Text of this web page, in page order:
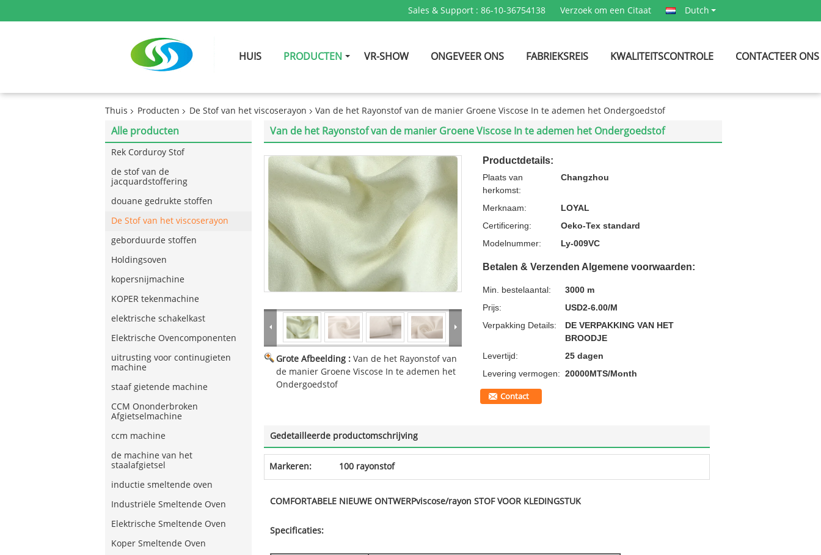
Sales & Support : 86-10-36754138 Verzoek om een Citaat Dutch
HUIS PRODUCTEN VR-SHOW ONGEVEER ONS FABRIEKSREIS KWALITEITSCONTROLE CONTACTEER ONS
Thuis Producten De Stof van het viscoserayon Van de het Rayonstof van de manier Groene Viscose In te ademen het Ondergoedstof
Alle producten
Rek Corduroy Stof
de stof van de
jacquardstoffering
douane gedrukte stoffen
De Stof van het viscoserayon
geborduurde stoffen
Holdingsoven
kopersnijmachine
KOPER tekenmachine
elektrische schakelkast
Elektrische Ovencomponenten
uitrusting voor continugieten
machine
staaf gietende machine
CCM Ononderbroken
Afgietselmachine
ccm machine
de machine van het
staalafgietsel
inductie smeltende oven
Industriële Smeltende Oven
Elektrische Smeltende Oven
Koper Smeltende Oven
Van de het Rayonstof van de manier Groene Viscose In te ademen het Ondergoedstof
Grote Afbeelding : Van de het Rayonstof van
de manier Groene Viscose In te ademen het
Ondergoedstof
Productdetails:
Plaats van
herkomst:
Changzhou
Merknaam:
LOYAL
Certificering:
Oeko-Tex standard
Modelnummer:
Ly-009VC
Betalen & Verzenden Algemene voorwaarden:
Min. bestelaantal:
3000 m
Prijs:
USD2-6.00/M
Verpakking Details:
DE VERPAKKING VAN HET
BROODJE
Levertijd:
25 dagen
Levering vermogen: 20000MTS/Month
Contact
Gedetailleerde productomschrijving
Markeren: 100 rayonstof
COMFORTABELE NIEUWE ONTWERPviscose/rayon STOF VOOR KLEDINGSTUK
Specificaties: